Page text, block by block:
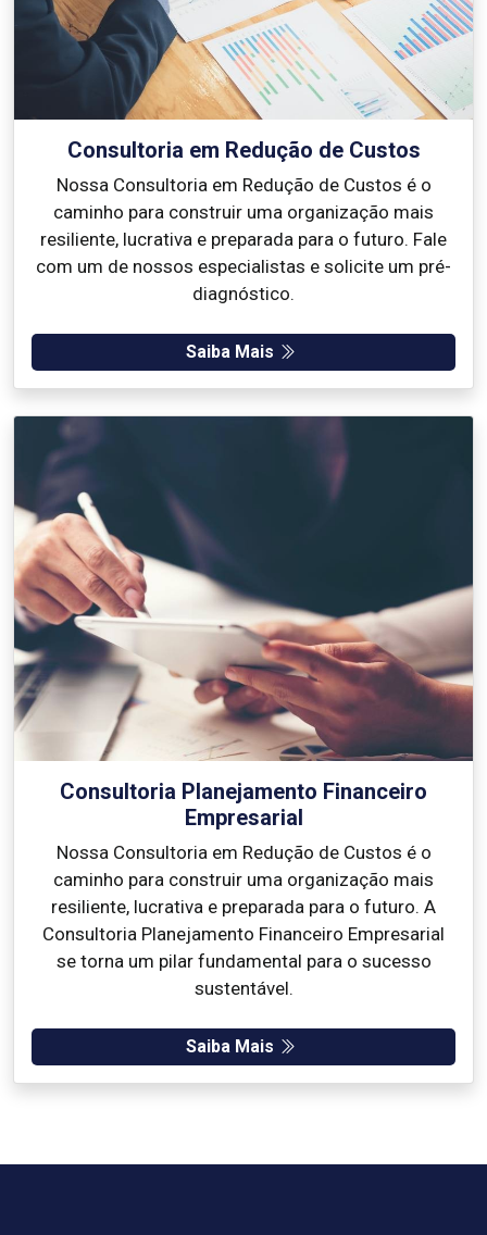
Consultoria em Redução de Custos
Nossa Consultoria em Redução de Custos é o
caminho para construir uma organização mais
resiliente, lucrativa e preparada para o futuro. Fale
com um de nossos especialistas e solicite um pré-
diagnóstico.
Saiba Mais
Consultoria Planejamento Financeiro
Empresarial
Nossa Consultoria em Redução de Custos é o
caminho para construir uma organização mais
resiliente, lucrativa e preparada para o futuro. A
Consultoria Planejamento Financeiro Empresarial
se torna um pilar fundamental para o sucesso
sustentável.
Saiba Mais